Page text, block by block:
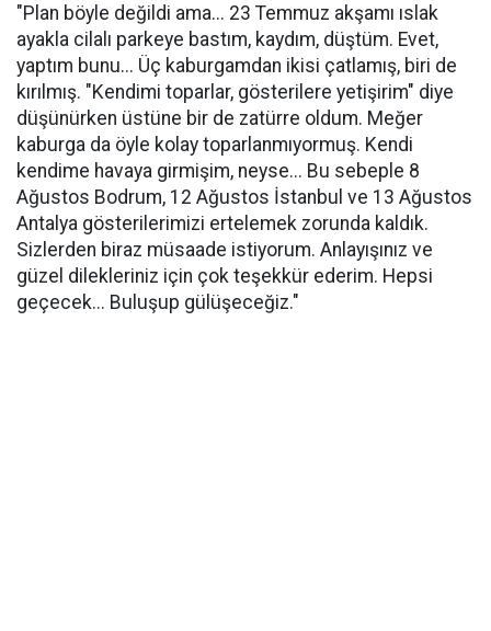
"Plan böyle değildi ama... 23 Temmuz akşamı ıslak
ayakla cilalı parkeye bastım, kaydım, düştüm. Evet,
yaptım bunu... Üç kaburgamdan ikisi çatlamış, biri de
kırılmış. "Kendimi toparlar, gösterilere yetişirim" diye
düşünürken üstüne bir de zatürre oldum. Meğer
kaburga da öyle kolay toparlanmıyormuş. Kendi
kendime havaya girmişim, neyse... Bu sebeple 8
Ağustos Bodrum, 12 Ağustos İstanbul ve 13 Ağustos
Antalya gösterilerimizi ertelemek zorunda kaldık.
Sizlerden biraz müsaade istiyorum. Anlayışınız ve
güzel dilekleriniz için çok teşekkür ederim. Hepsi
geçecek... Buluşup gülüşeceğiz."